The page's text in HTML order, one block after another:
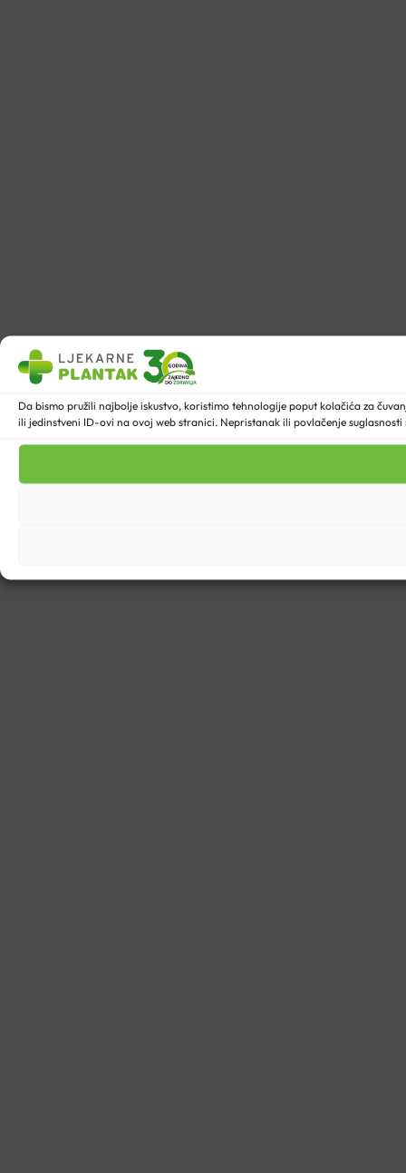
Da bismo pružili najbolje iskustvo, koristimo tehnologije poput kolačića za
ili jedinstveni ID-ovi na ovoj web stranici. Nepristanak ili povlačenje